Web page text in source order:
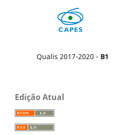
Qualis 2017-2020 - B1
Edição Atual